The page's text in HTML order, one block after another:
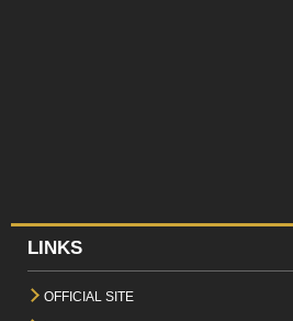
LINKS
OFFICIAL SITE